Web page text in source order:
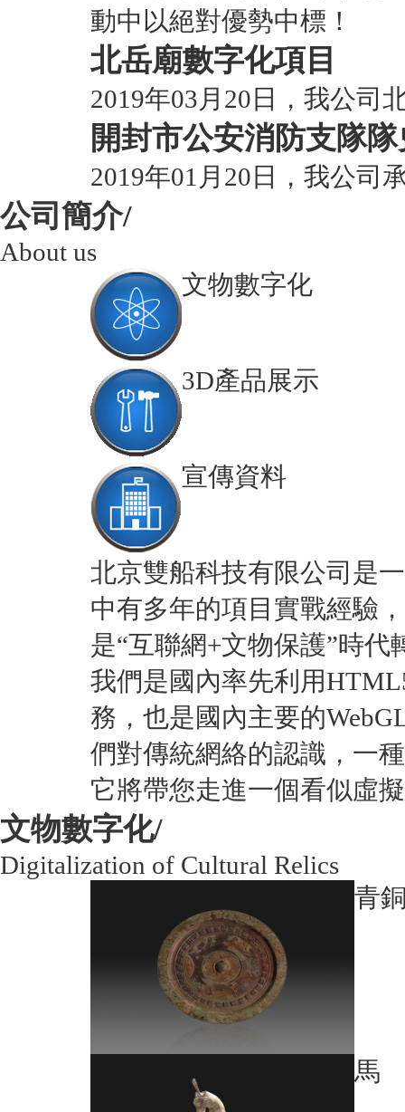
動中以絕對優勢中標！
北岳廟數字化項目
2019年03月20日，我公司
開封市公安消防支隊
2019年01月20日，我公司
公司簡介/
About us
文物數字化
3D產品展示
宣傳資料
北京雙船科技有限公司是
中有多年的項目實戰經驗
是“互聯網+文物保護”時代
我們是國內率先利用
務，也是國內主要的
們對傳統網絡的認識，一
它將帶您走進一個看似虛
文物數字化/
Digitalization of Cultural Relics
青
馬